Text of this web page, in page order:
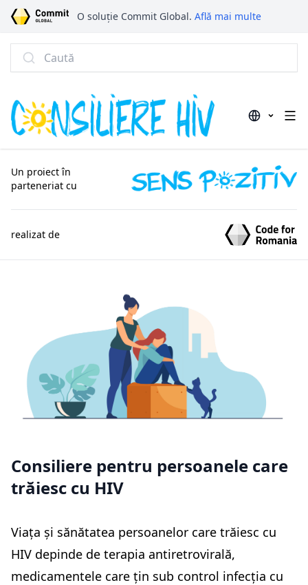
O soluție Commit Global. Află mai multe
Caută
Un proiect în
parteneriat cu
realizat de
Consiliere pentru persoanele care
trăiesc cu HIV
Viața și sănătatea persoanelor care trăiesc cu
HIV depinde de terapia antiretrovirală,
medicamentele care țin sub control infecția cu